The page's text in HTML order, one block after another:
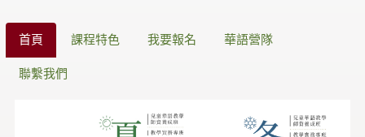
首頁 課程特色 我要報名 華語營隊
聯繫我們